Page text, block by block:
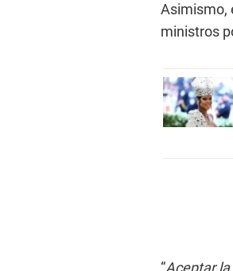
Asimismo,
ministros